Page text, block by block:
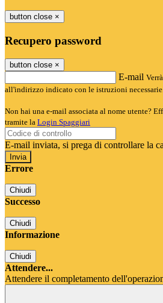
button close ×
Recupero password
button close ×
E-mail
all'indirizzo indicato con le istruzioni
Non hai una e-mail associata al nome utente?
tramite la Login Spaggiari
E-mail inviata, si prega di controllare la
Errore
Chiudi
Successo
Chiudi
Informazione
Chiudi
Attendere...
Attendere il completamento